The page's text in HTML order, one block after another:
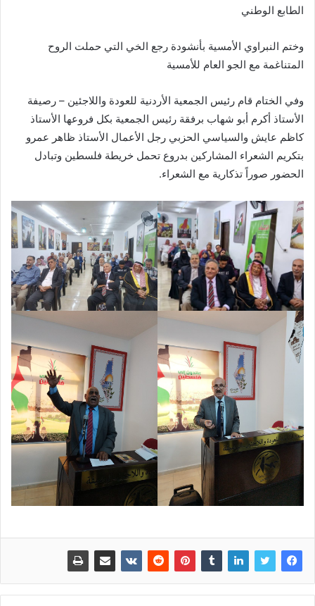
الطابع الوطني
وختم النبراوي الأمسية بأنشودة رجع الخي التي حملت الروح
المتناغمة مع الجو العام للأمسية
وفي الختام قام رئيس الجمعية الأردنية للعودة واللاجئين – رصيفة
الأستاذ أكرم أبو شهاب برفقة رئيس الجمعية بكل فروعها الأستاذ
كاظم عايش والسياسي الحزبي رجل الأعمال الأستاذ ظاهر عمرو
بتكريم الشعراء المشاركين بدروع تحمل خريطة فلسطين وتبادل
الحضور صوراً تذكارية مع الشعراء.